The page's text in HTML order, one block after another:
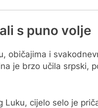
s puno volje
običajima i
je brzo učila srpski,
cijelo selo je